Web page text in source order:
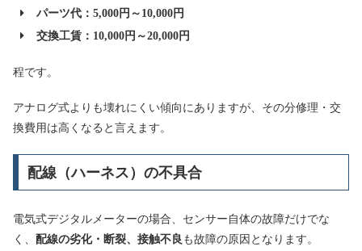
パーツ代：5,000円～10,000円
交換工賃：10,000円～20,000円
程です。
アナログ式よりも壊れにくい傾向にありますが、その分修理・交
換費用は高くなると言えます。
配線（ハーネス）の不具合
電気式デジタルメーターの場合、センサー自体の故障だけでな
く、 配線の劣化・断裂、接触不良 も故障の原因となります。